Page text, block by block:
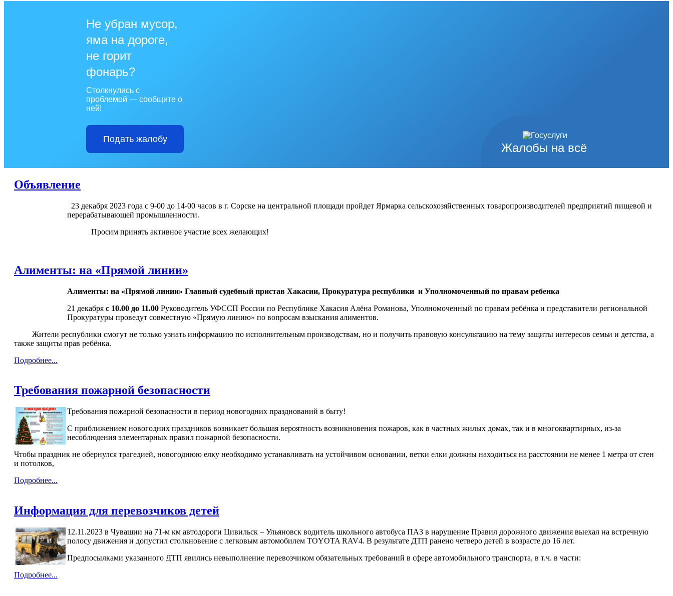
Жалобы на всё
Не убран мусор,
яма на дороге,
не горит
фонарь?
Столкнулись с
проблемой — сообщите о
ней!
Подать жалобу
Объявление
23 декабря 2023 года с 9-00 до 14-00 часов в г. Сорске на центральной площади пройдет Ярмарка сельскохозяйственных товаропроизводителей предприятий пищевой и
перерабатывающей промышленности.
Просим принять активное участие всех желающих!
Алименты: на «Прямой линии»
Алименты: на «Прямой линии» Главный судебный пристав Хакасии, Прокуратура республики и Уполномоченный по правам ребенка
21 декабряс 10.00 до 11.00Руководитель УФССП России по Республике Хакасия Алёна Романова, Уполномоченный по правам ребёнка и представители региональной
Прокуратуры проведут совместную «Прямую линию» по вопросам взыскания алиментов.
Жители республики смогут не только узнать информацию по исполнительным производствам, но и получить правовую консультацию на тему защиты интересов семьи и детства, а
также защиты прав ребёнка.
Подробнее...
Требования пожарной безопасности
Требования пожарной безопасности в период новогодних празднований в быту!
С приближением новогодних праздников возникает большая вероятность возникновения пожаров, как в частных жилых домах, так и в многоквартирных, из-за
несоблюдения элементарных правил пожарной безопасности.
Чтобы праздник не обернулся трагедией, новогоднюю елку необходимо устанавливать на устойчивом основании, ветки елки должны находиться на расстоянии не менее 1 метра от стен
и потолков,
Подробнее...
Информация для перевозчиков детей
12.11.2023 в Чувашии на 71-м км автодороги Цивильск – Ульяновск водитель школьного автобуса ПАЗ в нарушение Правил дорожного движения выехал на встречную
полосу движения и допустил столкновение с легковым автомобилем TOYOTA RAV4. В результате ДТП ранено четверо детей в возрасте до 16 лет.
Предпосылками указанного ДТП явились невыполнение перевозчиком обязательных требований в сфере автомобильного транспорта, в т.ч. в части:
Подробнее...